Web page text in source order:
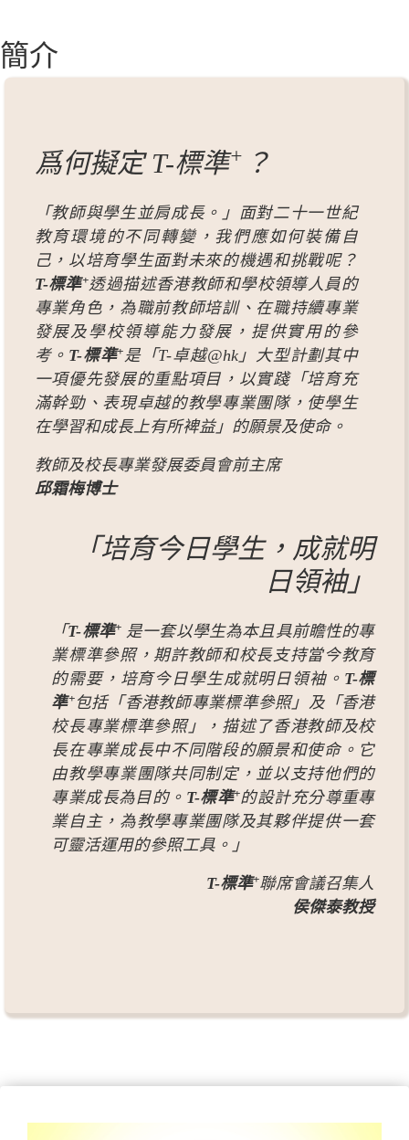
簡介
爲何擬定 T-標準+ ？
「教師與學生並肩成長。」面對二十一世紀
教育環境的不同轉變，我們應如何裝備自
己，以培育學生面對未來的機遇和挑戰呢？
T-標準+透過描述香港教師和學校領導人員的
專業角色，為職前教師培訓、在職持續專業
發展及學校領導能力發展，提供實用的參
考。 T-標準+是「T-卓越@hk」大型計劃其中
一項優先發展的重點項目，以實踐「培育充
滿幹勁、表現卓越的教學專業團隊，使學生
在學習和成長上有所裨益」的願景及使命。
教師及校長專業發展委員會前主席
邱霜梅博士
「培育今日學生，成就明
日領袖」
「T-標準+是一套以學生為本且具前瞻性的專
業標準參照，期許教師和校長支持當今教育
的需要，培育今日學生成就明日領袖。 T-標
準+包括「香港教師專業標準參照」及「香港
校長專業標準參照」，描述了香港教師及校
長在專業成長中不同階段的願景和使命。它
由教學專業團隊共同制定，並以支持他們的
專業成長為目的。 T-標準+的設計充分尊重專
業自主，為教學專業團隊及其夥伴提供一套
可靈活運用的參照工具。」
T-標準+聯席會議召集人
侯傑泰教授